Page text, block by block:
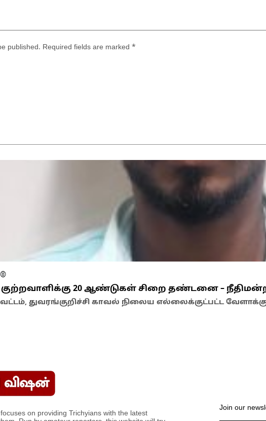
published. Required fields are marked *
20 ஆண்டுகள் சிறை தண்டனை –
துவரங்குறிச்சி காவல் நிலைய எல்லைக்குட்பட்ட
on providing Trichyians with the latest
Join our